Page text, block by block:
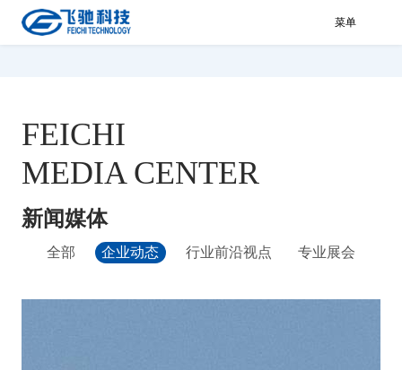
菜单
FEICHI
MEDIA CENTER
新闻媒体
全部 企业动态 行业前沿视点 专业展会